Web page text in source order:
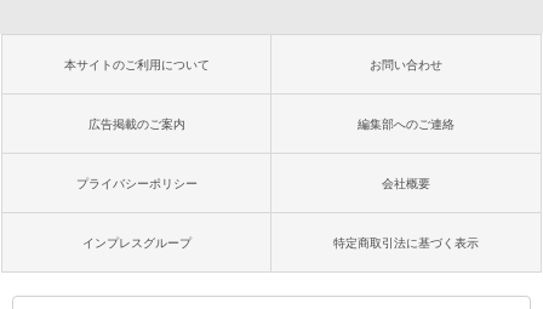
本サイトのご利用について お問い合わせ
広告掲載のご案内 編集部へのご連絡
プライバシーポリシー 会社概要
インプレスグループ 特定商取引法に基づく表示